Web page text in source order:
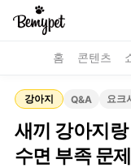
홈 콘텐츠
강아지 Q&A 요크
새끼 강아지
수면 부족 문제